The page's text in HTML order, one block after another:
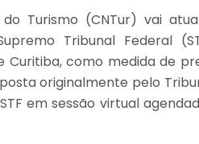
Turismo (CNTur) vai
Tribunal Federal
Curitiba, como medida de
originalmente pelo
em sessão virtual